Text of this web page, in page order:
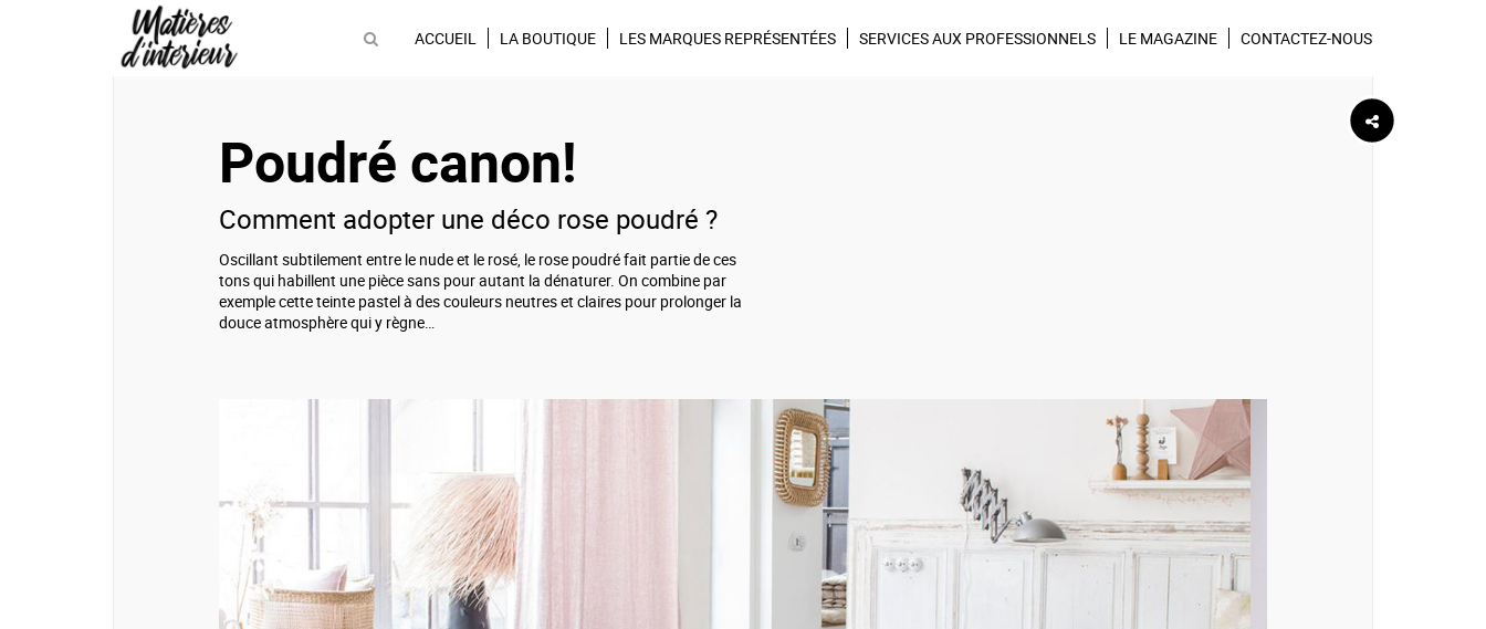
ACCUEIL LA BOUTIQUE LES MARQUES REPRÉSENTÉES SERVICES AUX PROFESSIONNELS LE MAGAZINE CONTACTEZ-NOUS
Poudré canon!
Comment adopter une déco rose poudré ?
Oscillant subtilement entre le nude et le rosé, le rose poudré fait partie de ces
tons qui habillent une pièce sans pour autant la dénaturer. On combine par
exemple cette teinte pastel à des couleurs neutres et claires pour prolonger la
douce atmosphère qui y règne…